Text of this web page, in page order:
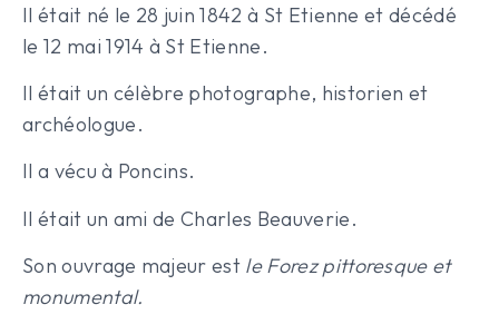
Il était né le 28 juin 1842 à St Etienne et décédé
le 12 mai 1914 à St Etienne.
Il était un célèbre photographe, historien et
archéologue.
Il a vécu à Poncins.
Il était un ami de Charles Beauverie.
Son ouvrage majeur est le Forez pittoresque et
monumental.